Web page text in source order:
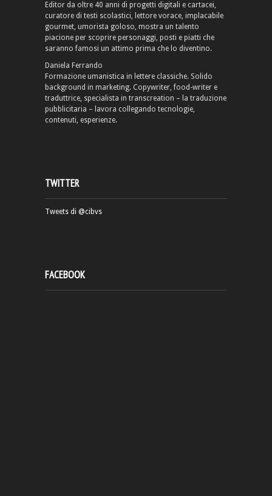
Editor da oltre 40 anni di progetti digitali e cartacei,
curatore di testi scolastici, lettore vorace, implacabile
gourmet, umorista goloso, mostra un talento
piacione per scoprire personaggi, posti e piatti che
saranno famosi un attimo prima che lo diventino.
Daniela Ferrando
Formazione umanistica in lettere classiche. Solido
background in marketing. Copywriter, food-writer e
traduttrice, specialista in transcreation – la traduzione
pubblicitaria – lavora collegando tecnologie,
contenuti, esperienze.
TWITTER
Tweets di @cibvs
FACEBOOK